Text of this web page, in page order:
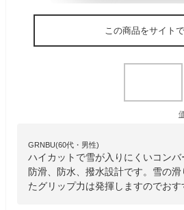
この商品をサイト
GRNBU(60代・男性)
ハイカットで雪が入りにくいコンバ
防滑、防水、撥水設計です。雪の
たグリップ力は発揮しますのでおす